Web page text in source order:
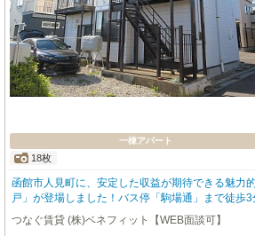
一棟アパート
18枚
函館市人見町に、安定した収益が期待できる魅力
戸」が登場しました！バス停「駒場通」まで徒歩
も便利な立地が嬉しいですね。この物件は、現在
114万円、表面利回り12.0%と、大変魅力的な投
つなぐ賃貸 (株)ベネフィット【WEB面談可】